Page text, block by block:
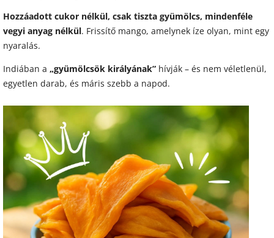
Hozzáadott cukor nélkül, csak tiszta gyümölcs, mindenféle
vegyi anyag nélkül. Frissítő mango, amelynek íze olyan, mint egy
nyaralás.
Indiában a „gyümölcsök királyának” hívják – és nem véletlenül,
egyetlen darab, és máris szebb a napod.